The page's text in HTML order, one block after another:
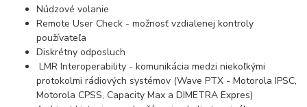
Núdzové volanie
Remote User Check - možnosť vzdialenej kontroly
používateľa
Diskrétny odposluch
LMR Interoperability - komunikácia medzi niekoľkými
protokolmi rádiových systémov (Wave PTX - Motorola IPSC,
Motorola CPSS, Capacity Max a DIMETRA Expres)